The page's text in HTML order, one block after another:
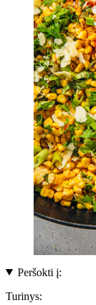
Peršokti į:
Turinys: